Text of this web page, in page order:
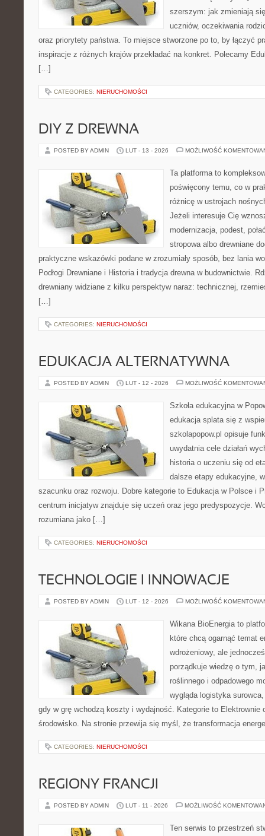
szerszym: jak zmieniają
uczniów, oczekiwania
oraz priorytety państwa. To miejsce stworzone po to, by łączyć
inspiracje z różnych krajów przekładać na konkret. Polecamy
[…]
CATEGORIES: NIERUCHOMOŚCI
DIY Z DREWNA
POSTED BY ADMIN LUT - 13 - 2026 MOŻLIWOŚĆ
Ta platforma to
poświęcony temu, co w
różnicę w ustrojach
Jeżeli interesuje Cię
modernizacja, podest,
stropowa albo drewniane
praktyczne wskazówki podane w zrozumiały sposób, bez lania
Podłogi Drewniane i Historia i tradycja drewna w budownictwie.
drewniany widziane z kilku perspektyw naraz: technicznej,
[…]
CATEGORIES: NIERUCHOMOŚCI
EDUKACJA ALTERNATYWNA
POSTED BY ADMIN LUT - 12 - 2026 MOŻLIWOŚĆ
Szkoła edukacyjna w
edukacja splata się z
szkolapopow.pl opisuje
uwydatnia cele działań
historia o uczeniu się od
dalsze etapy edukacyjne,
szacunku oraz rozwoju. Dobre kategorie to Edukacja w Polsce i
centrum inicjatyw znajduje się uczeń oraz jego predyspozycje.
rozumiana jako […]
CATEGORIES: NIERUCHOMOŚCI
TECHNOLOGIE I INNOWACJE
POSTED BY ADMIN LUT - 12 - 2026 MOŻLIWOŚĆ
Wikana BioEnergia to
które chcą ogarnąć temat
wdrożeniowy, ale
porządkuje wiedzę o tym,
roślinnego i odpadowego
wygląda logistyka
gdy w grę wchodzą koszty i wydajność. Kategorie to Elektrownie
środowisko. Na stronie przewija się myśl, że transformacja
CATEGORIES: NIERUCHOMOŚCI
REGIONY FRANCJI
POSTED BY ADMIN LUT - 11 - 2026 MOŻLIWOŚĆ
Ten serwis to przestrzeń